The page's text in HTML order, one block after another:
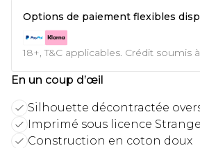
Options de paiement flexibles
18+, T&C applicables. Crédit soumis
En un coup d’œil
Silhouette décontractée
Imprimé sous licence
Construction en coton doux